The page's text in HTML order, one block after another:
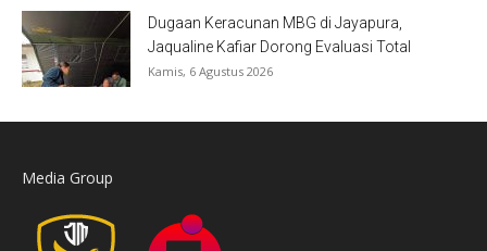
Dugaan Keracunan MBG di Jayapura,
Jaqualine Kafiar Dorong Evaluasi Total
Kamis, 6 Agustus 2026
Media Group